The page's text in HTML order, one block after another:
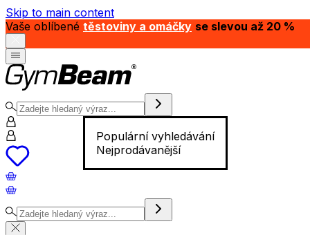
Skip to main content
Vaše oblíbené těstoviny a omáčky se slevou až 20 %
Populární vyhledávání
Nejprodávanější